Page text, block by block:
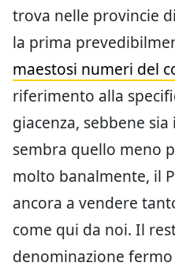
trova nelle provincie
la prima
maestosi numeri del
riferimento alla
giacenza, sebbene
sembra quello meno
molto banalmente, il
ancora a vendere
come qui da noi. Il
denominazione